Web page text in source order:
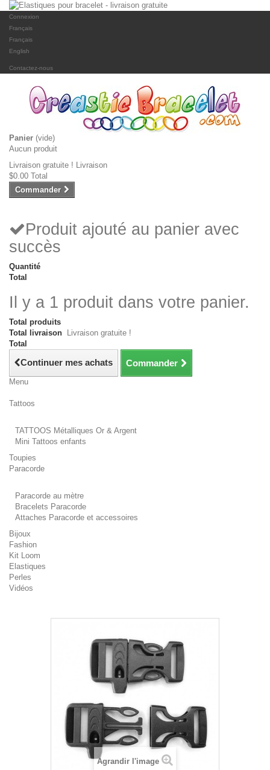
Connexion
Français
Français
English
Contactez-nous
Panier (vide)
Aucun produit
Livraison gratuite ! Livraison
$0.00 Total
Commander
Produit ajouté au panier avec
succès
Quantité
Total
Il y a 1 produit dans votre panier.
Total produits
Total livraison
Livraison gratuite !
Total
Continuer mes achats Commander
Menu
Tattoos
TATTOOS Métalliques Or & Argent
Mini Tattoos enfants
Toupies
Paracorde
Paracorde au mètre
Bracelets Paracorde
Attaches Paracorde et accessoires
Bijoux
Fashion
Kit Loom
Elastiques
Perles
Vidéos
Agrandir l'image